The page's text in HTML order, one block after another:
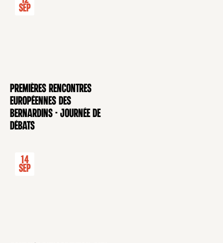
CONFÉRENCE
Sep
Premières rencontres
européennes des
Bernardins - Journée de
débats
14
Sep